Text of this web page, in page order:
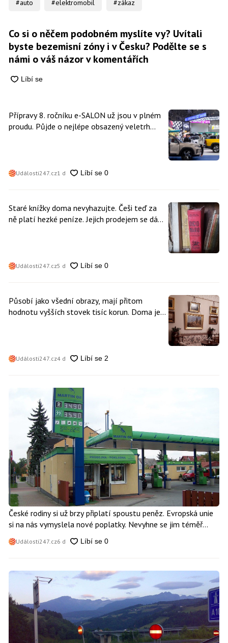
#auto #elektromobil #zákaz
Co si o něčem podobném myslíte vy? Uvítali
byste bezemisní zóny i v Česku? Podělte se s
námi o váš názor v komentářích
Přípravy 8. ročníku e-SALON už jsou v plném
proudu. Půjde o nejlépe obsazený veletrh
Události247.cz1 d
Staré knížky doma nevyhazujte. Češi teď za
ně platí hezké peníze. Jejich prodejem se dá
Události247.cz5 d
Působí jako všední obrazy, mají přitom
hodnotu vyšších stovek tisíc korun. Doma je
Události247.cz4 d
České rodiny si už brzy připlatí spoustu peněz. Evropská unie
si na nás vymyslela nové poplatky. Nevyhne se jim téměř
Události247.cz6 d